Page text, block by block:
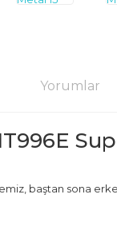
Yorumlar
baştan sona